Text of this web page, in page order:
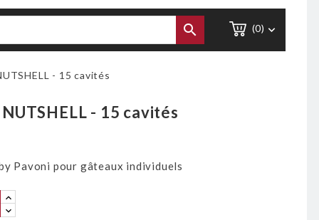
(0) 

- 15 cavités
- 15 cavités
Pavoni pour gâteaux individuels